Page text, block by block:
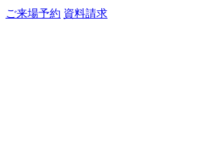
ご来場予約 資料請求